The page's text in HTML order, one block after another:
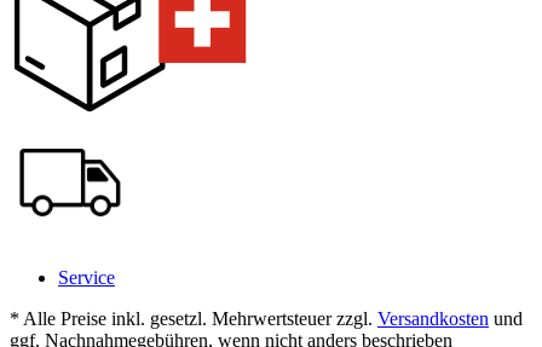
Service
* Alle Preise inkl. gesetzl. Mehrwertsteuer zzgl. Versandkosten und
ggf. Nachnahmegebühren, wenn nicht anders beschrieben